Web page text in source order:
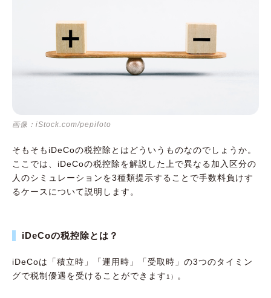
画像：iStock.com/pepifoto
そもそもiDeCoの税控除とはどういうものなのでしょうか。
ここでは、iDeCoの税控除を解説した上で異なる加入区分の
人のシミュレーションを3種類提示することで手数料負けす
るケースについて説明します。
iDeCoの税控除とは？
iDeCoは「積立時」「運用時」「受取時」の3つのタイミン
グで税制優遇を受けることができます 1） 。